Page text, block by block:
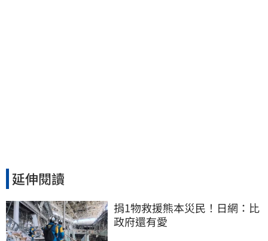
延伸閱讀
捐1物救援熊本災民！日網：比
政府還有愛